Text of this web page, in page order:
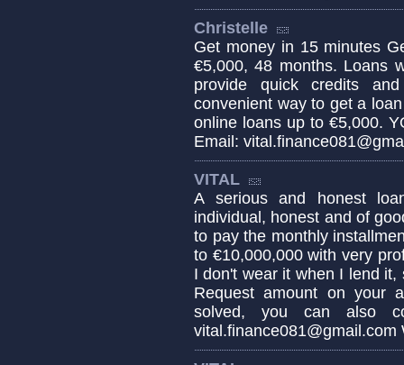
Christelle
Get money in 15 minutes
€5,000, 48 months. Loans
provide quick credits
convenient way to get a
online loans up to €5,000.
Email:
VITAL
A serious and honest
individual, honest and of
to pay the monthly
to €10,000,000 with very
I don't wear it when I lend
Request amount on your
solved, you can also